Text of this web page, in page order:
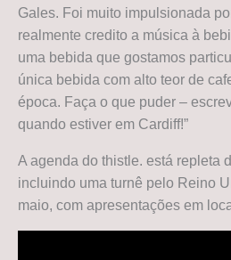
Gales. Foi muito impulsionada
realmente credito a música à
uma bebida que gostamos
única bebida com alto teor de
época. Faça o que puder –
quando estiver em Cardiff!”
A agenda do thistle. está repleta
incluindo uma turnê pelo Reino
maio, com apresentações em